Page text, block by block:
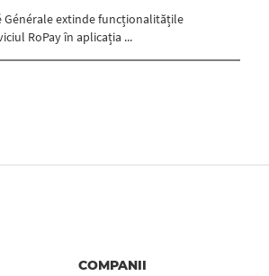
Générale extinde funcționalitățile
RoPay în aplicația ...
COMPANII